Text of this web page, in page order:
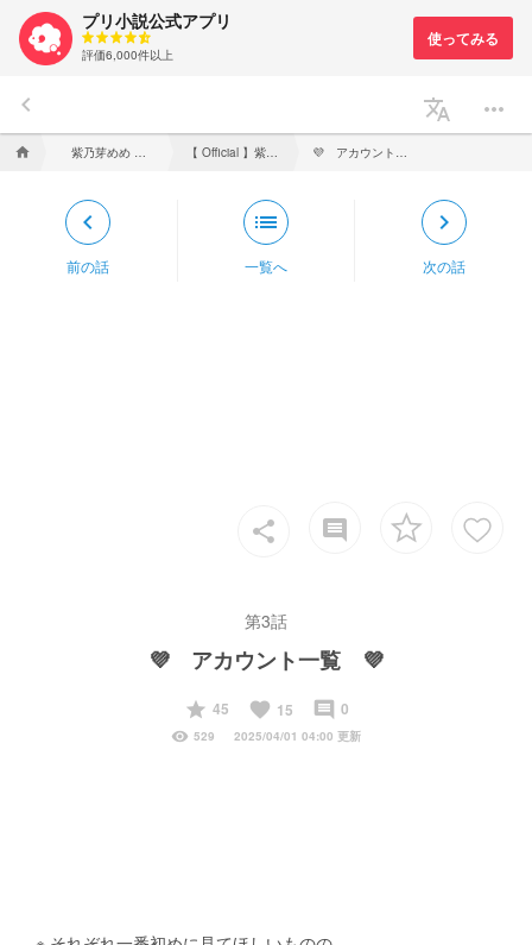
プリ小説公式アプリ
評価6,000件以上
keyboard_arrow_left translate more_horiz
home 【 Official 】紫乃芽めめ／ShinonomeMeme
keyboard_arrow_left
前の話
list
一覧へ
keyboard_arrow_right
次の話
share insert_comment
第3話
💜 アカウント一覧 💜
start
45 favorite 15 insert_comment 0
visibility 529 2025/04/01 04:00 更新